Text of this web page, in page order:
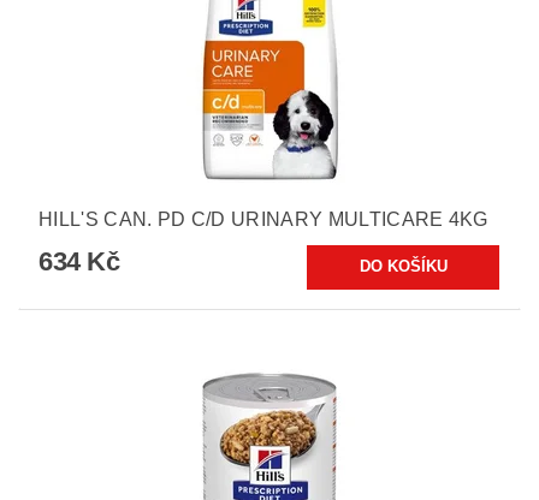
HILL'S CAN. PD C/D URINARY MULTICARE 4KG
634 Kč